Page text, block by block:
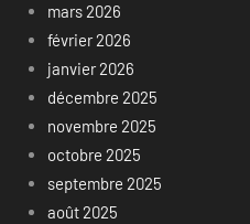
mars 2026
février 2026
janvier 2026
décembre 2025
novembre 2025
octobre 2025
septembre 2025
août 2025